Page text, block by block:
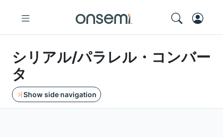
シリアル/パラレル・コンバー
タ
Show side navigation